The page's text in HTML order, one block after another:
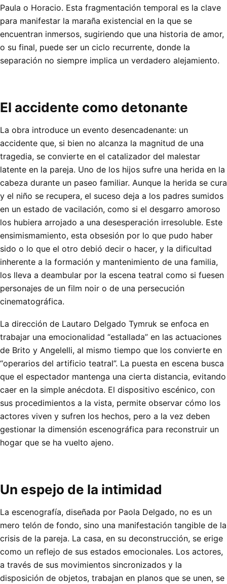
Paula o Horacio. Esta fragmentación temporal es la clave
para manifestar la maraña existencial en la que se
encuentran inmersos, sugiriendo que una historia de amor,
o su final, puede ser un ciclo recurrente, donde la
separación no siempre implica un verdadero alejamiento.
El accidente como detonante
La obra introduce un evento desencadenante: un
accidente que, si bien no alcanza la magnitud de una
tragedia, se convierte en el catalizador del malestar
latente en la pareja. Uno de los hijos sufre una herida en la
cabeza durante un paseo familiar. Aunque la herida se cura
y el niño se recupera, el suceso deja a los padres sumidos
en un estado de vacilación, como si el desgarro amoroso
los hubiera arrojado a una desesperación irresoluble. Este
ensimismamiento, esta obsesión por lo que pudo haber
sido o lo que el otro debió decir o hacer, y la dificultad
inherente a la formación y mantenimiento de una familia,
los lleva a deambular por la escena teatral como si fuesen
personajes de un film noir o de una persecución
cinematográfica.
La dirección de Lautaro Delgado Tymruk se enfoca en
trabajar una emocionalidad “estallada” en las actuaciones
de Brito y Angelelli, al mismo tiempo que los convierte en
“operarios del artificio teatral”. La puesta en escena busca
que el espectador mantenga una cierta distancia, evitando
caer en la simple anécdota. El dispositivo escénico, con
sus procedimientos a la vista, permite observar cómo los
actores viven y sufren los hechos, pero a la vez deben
gestionar la dimensión escenográfica para reconstruir un
hogar que se ha vuelto ajeno.
Un espejo de la intimidad
La escenografía, diseñada por Paola Delgado, no es un
mero telón de fondo, sino una manifestación tangible de la
crisis de la pareja. La casa, en su deconstrucción, se erige
como un reflejo de sus estados emocionales. Los actores,
a través de sus movimientos sincronizados y la
disposición de objetos, trabajan en planos que se unen, se